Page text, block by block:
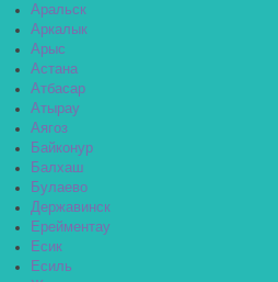
Аральск
Аркалык
Арыс
Астана
Атбасар
Атырау
Аягоз
Байконур
Балхаш
Булаево
Державинск
Ерейментау
Есик
Есиль